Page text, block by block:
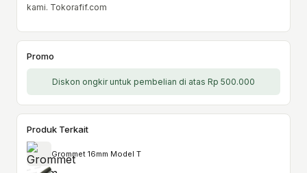
kami. Tokorafif.com
Promo
Diskon ongkir untuk pembelian di atas Rp 500.000
Produk Terkait
Grommet 16mm Model T